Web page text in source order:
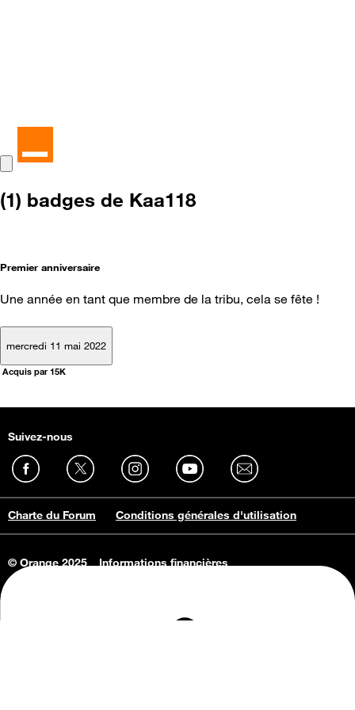
(1) badges de Kaa118
Premier anniversaire
Une année en tant que membre de la tribu, cela se fête !
mercredi 11 mai 2022
Acquis par 15K
Suivez-nous
Charte du Forum Conditions générales d'utilisation
© Orange 2025
Informations financières